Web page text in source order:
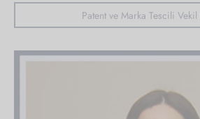
Patent ve Marka Tescili